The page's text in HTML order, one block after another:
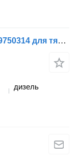
Радиатор кондиционера MAN 81619750314 для тягача MAN TGS (01.07-12.21)
дизель